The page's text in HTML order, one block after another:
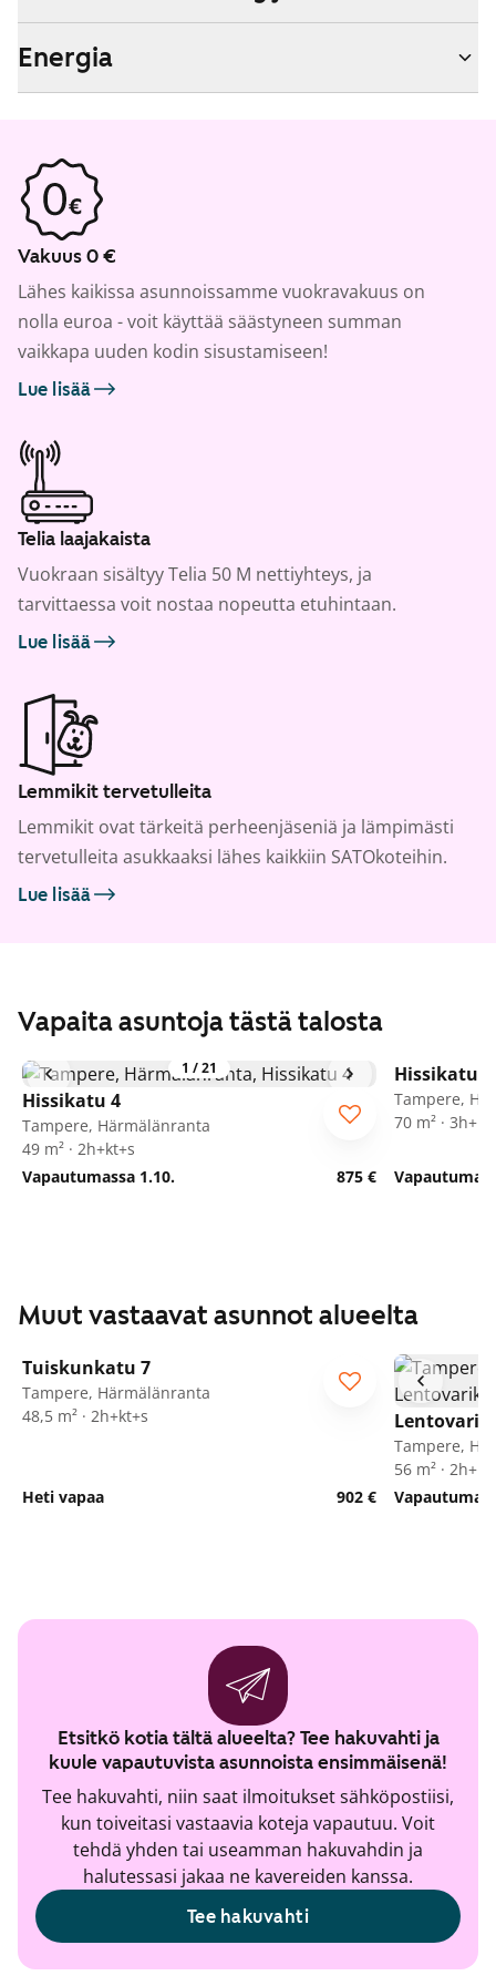
Energia
Vakuus 0 €
Lähes kaikissa asunnoissamme vuokravakuus on
nolla euroa - voit käyttää säästyneen summan
vaikkapa uuden kodin sisustamiseen!
Lue lisää
Telia laajakaista
Vuokraan sisältyy Telia 50 M nettiyhteys, ja
tarvittaessa voit nostaa nopeutta etuhintaan.
Lue lisää
Lemmikit tervetulleita
Lemmikit ovat tärkeitä perheenjäseniä ja lämpimästi
tervetulleita asukkaaksi lähes kaikkiin SATOkoteihin.
Lue lisää
Vapaita asuntoja tästä talosta
1 /21
Hissikatu 4
Tampere, Härmälänranta
49 m² · 2h+kt+s
Vapautumassa 1.10.
875 €
Hissikatu 4
Tampere,
70 m² ·
Muut vastaavat asunnot alueelta
Tuiskunkatu 7
Tampere, Härmälänranta
48,5 m² · 2h+kt+s
Heti vapaa 902 €
Tampere,
56 m² ·
Etsitkö kotia tältä alueelta? Tee hakuvahti ja
kuule vapautuvista asunnoista ensimmäisenä!
Tee hakuvahti, niin saat ilmoitukset sähköpostiisi,
kun toiveitasi vastaavia koteja vapautuu. Voit
tehdä yhden tai useamman hakuvahdin ja
halutessasi jakaa ne kavereiden kanssa.
Tee hakuvahti